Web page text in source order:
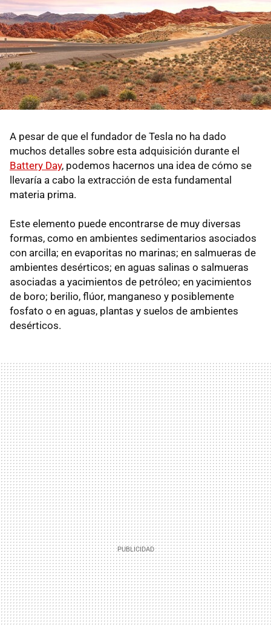
A pesar de que el fundador de Tesla no ha dado
muchos detalles sobre esta adquisición durante el
Battery Day, podemos hacernos una idea de cómo se
llevaría a cabo la extracción de esta fundamental
materia prima.
Este elemento puede encontrarse de muy diversas
formas, como en ambientes sedimentarios asociados
con arcilla; en evaporitas no marinas; en salmueras de
ambientes desérticos; en aguas salinas o salmueras
asociadas a yacimientos de petróleo; en yacimientos
de boro; berilio, flúor, manganeso y posiblemente
fosfato o en aguas, plantas y suelos de ambientes
desérticos.